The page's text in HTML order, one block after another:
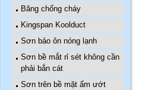
Băng chống cháy
Kingspan Koolduct
Sơn bảo ôn nóng lạnh
Sơn bề mắt rỉ sét không cần
phải bắn cát
Sơn trên bề mặt ẩm ướt